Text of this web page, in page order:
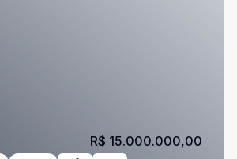
R$ 15.000.000,00